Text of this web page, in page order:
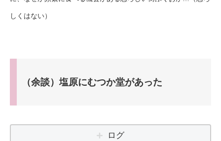
しくはない）
（余談）塩原にむつか堂があった
ログ